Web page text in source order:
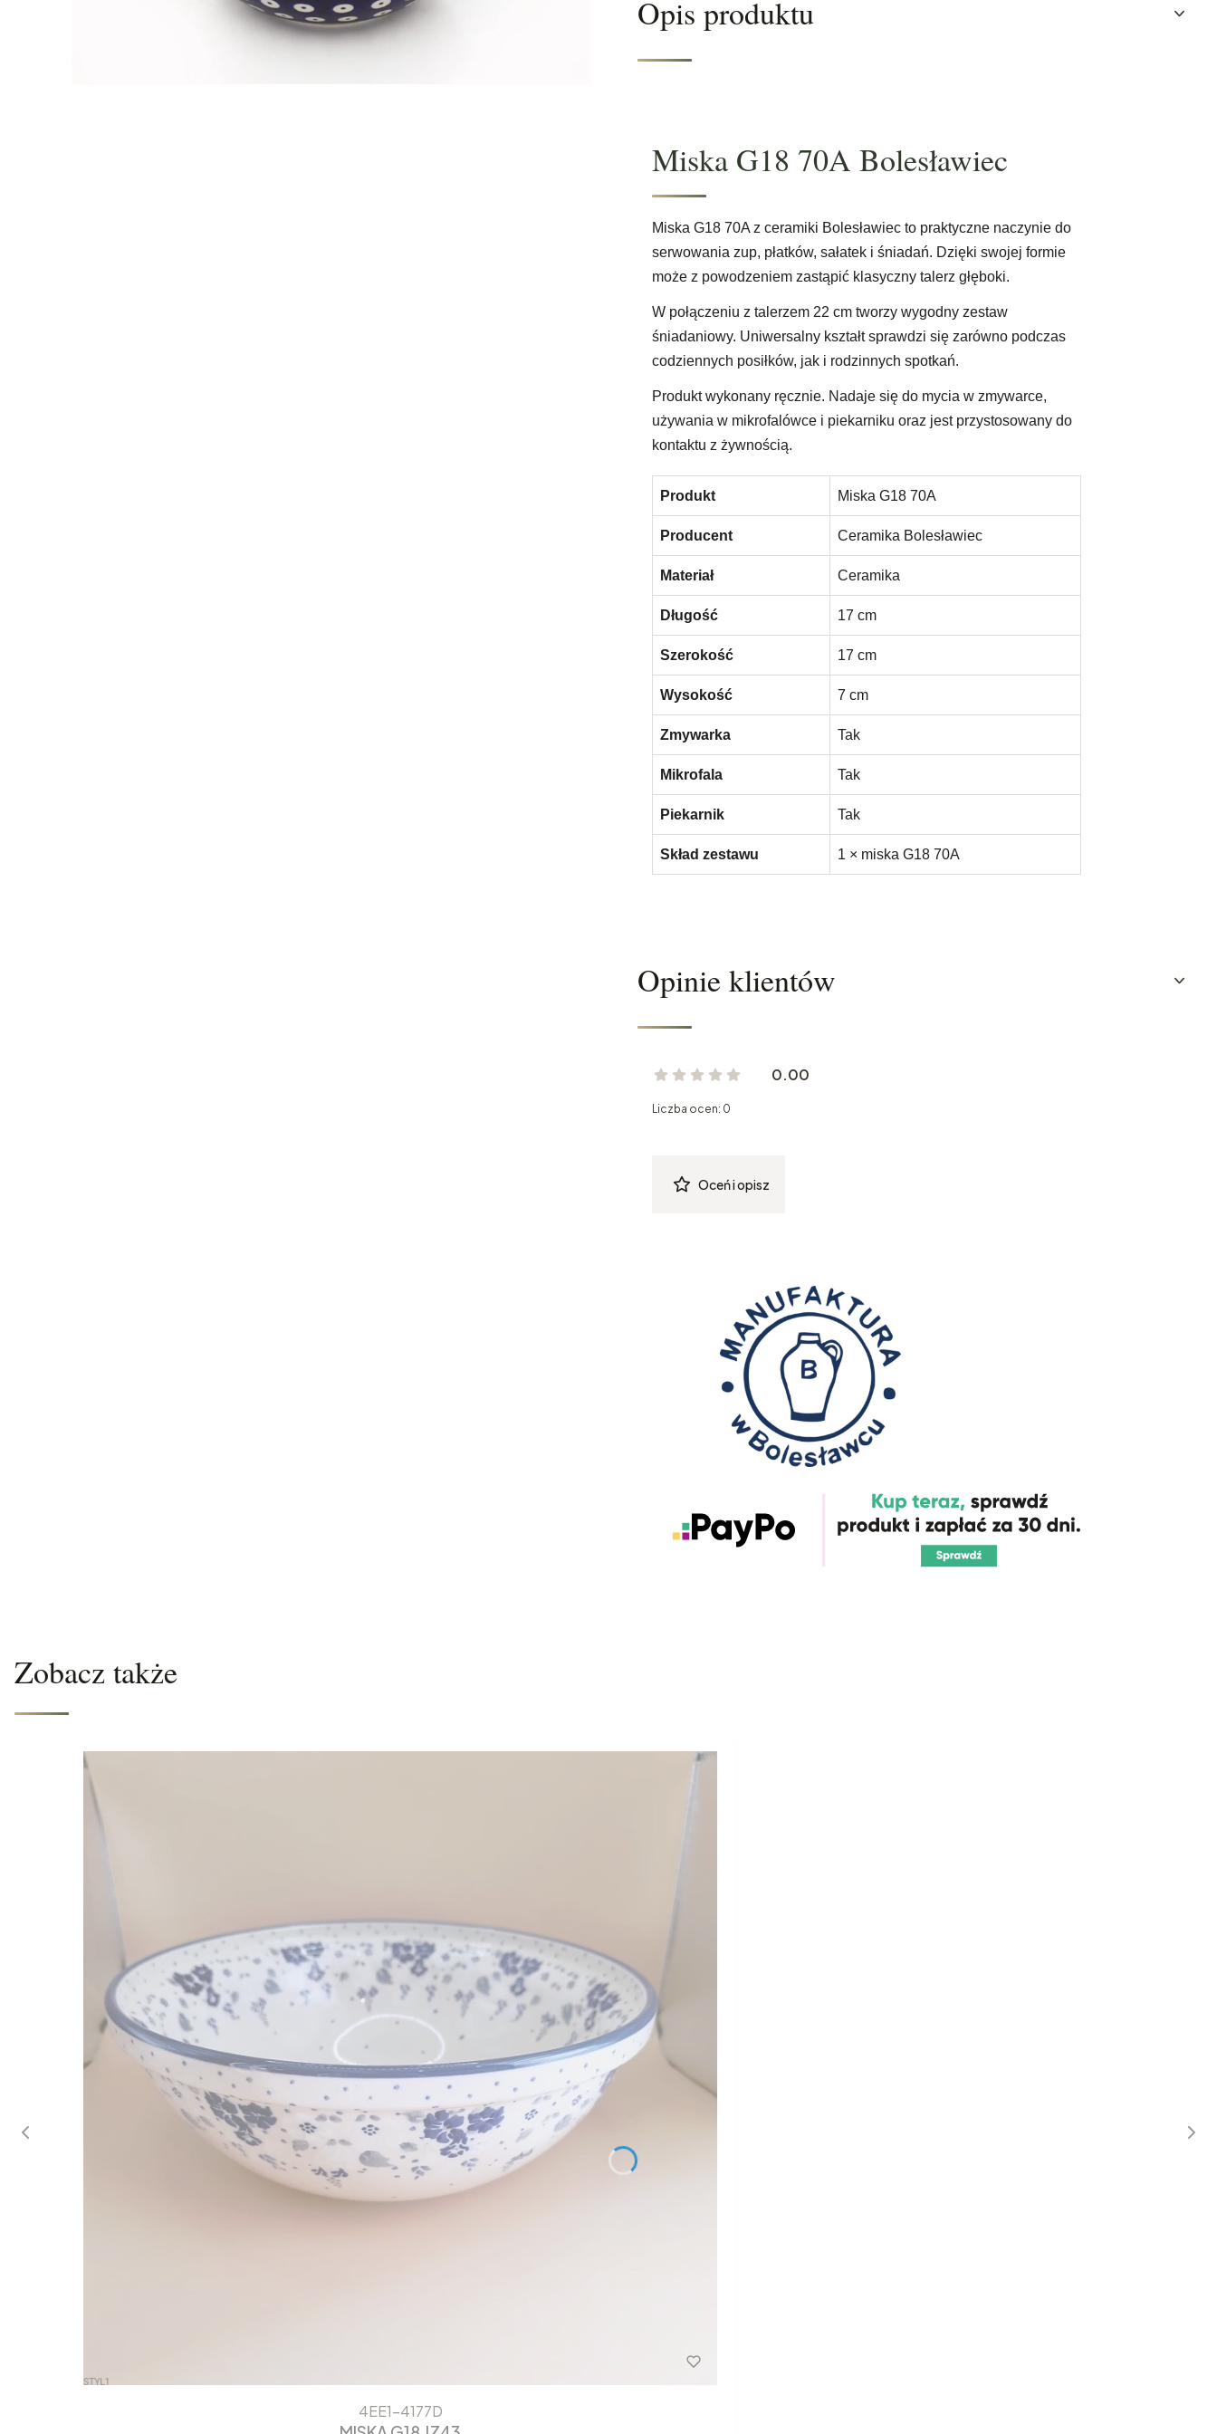
Opis produktu
Miska G18 70A Bolesławiec
Miska G18 70A z ceramiki Bolesławiec to praktyczne naczynie do
serwowania zup, płatków, sałatek i śniadań. Dzięki swojej formie
może z powodzeniem zastąpić klasyczny talerz głęboki.
W połączeniu z talerzem 22 cm tworzy wygodny zestaw
śniadaniowy. Uniwersalny kształt sprawdzi się zarówno podczas
codziennych posiłków, jak i rodzinnych spotkań.
Produkt wykonany ręcznie. Nadaje się do mycia w zmywarce,
używania w mikrofalówce i piekarniku oraz jest przystosowany do
kontaktu z żywnością.
Produkt Miska G18 70A
Producent Ceramika Bolesławiec
Materiał Ceramika
Długość 17 cm
Szerokość 17 cm
Wysokość 7 cm
Zmywarka Tak
Mikrofala Tak
Piekarnik Tak
Skład zestawu 1 × miska G18 70A
Opinie klientów
0.00
Liczba ocen: 0
Oceń i opisz
Zobacz także
4EE1-4177D